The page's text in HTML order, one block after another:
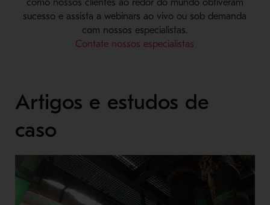
como nossos clientes ao redor do mundo obtiveram
sucesso e assista a webinars ao vivo ou sob demanda
com nossos especialistas.
Contate nossos especialistas
Artigos e estudos de
caso